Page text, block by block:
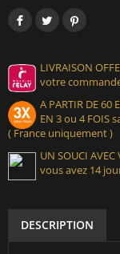
LIVRAISON
votre
A PARTIR DE 60
EN 3 ou 4 FOIS
( France uniquement )
UN SOUCI
vous avez 14
DESCRIPTION